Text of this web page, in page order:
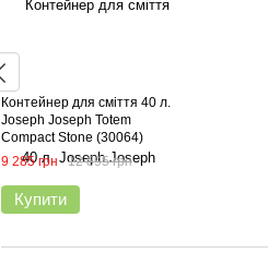
Контейнер для сміття 40 л.
Joseph Joseph Totem
Compact Stone (30064)
9 285 грн
12 895 грн
Купити